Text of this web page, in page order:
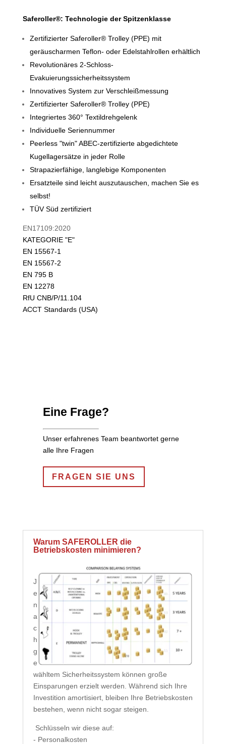
Saferoller®: Technologie der Spitzenklasse
Zertifizierter Saferoller® Trolley (PPE) mit
geräuscharmen Teflon- oder Edelstahlrollen erhältlich
Revolutionäres 2-Schloss-
Evakuierungssicherheitssystem
Innovatives System zur Verschleißmessung
Zertifizierter Saferoller® Trolley (PPE)
Integriertes 360° Textildrehgelenk
Individuelle Seriennummer
Peerless "twin" ABEC-zertifizierte abgedichtete
Kugellagersätze in jeder Rolle
Strapazierfähige, langlebige Komponenten
Ersatzteile sind leicht auszutauschen, machen Sie es
selbst!
TÜV Süd zertifiziert
EN17109:2020
KATEGORIE "E"
EN 15567-1
EN 15567-2
EN 795 B
EN 12278
RfU CNB/P/11.104
ACCT Standards (USA)
Eine Frage?
Unser erfahrenes Team beantwortet gerne
alle Ihre Fragen
FRAGEN SIE UNS
Warum SAFEROLLER die
Betriebskosten minimieren?
J
e
n
a
c
h
g
e
wähltem Sicherheitssystem können große
Einsparungen erzielt werden. Während sich Ihre
Investition amortisiert, bleiben Ihre Betriebskosten
bestehen, wenn nicht sogar steigen.
Schlüsseln wir diese auf:
- Personalkosten